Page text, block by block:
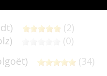
(2)
(0)
(34)